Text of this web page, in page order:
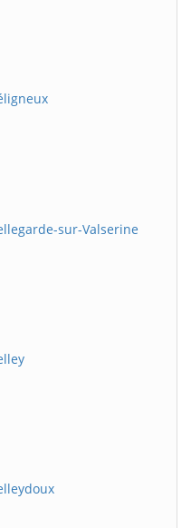
sur-Valserine